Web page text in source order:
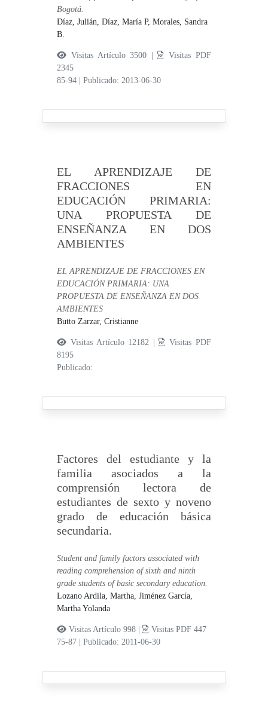
Bogotá.
Díaz, Julián,Díaz, María P,Morales, Sandra
B.
Visitas Artículo 3500 |
Visitas PDF
2345
85-94
|Publicado: 2013-06-30
EL APRENDIZAJE DE
FRACCIONES EN
EDUCACIÓN PRIMARIA:
UNA PROPUESTA DE
ENSEÑANZA EN DOS
AMBIENTES
EL APRENDIZAJE DE FRACCIONES EN
EDUCACIÓN PRIMARIA: UNA
PROPUESTA DE ENSEÑANZA EN DOS
AMBIENTES
Butto Zarzar, Cristianne
Visitas Artículo 12182 |
Visitas PDF
8195
Publicado:
Factores del estudiante y la
familia asociados a la
comprensión lectora de
estudiantes de sexto y noveno
grado de educación básica
secundaria.
Student and family factors associated with
reading comprehension of sixth and ninth
grade students of basic secondary education.
Lozano Ardila, Martha,Jiménez García,
Martha Yolanda
Visitas Artículo 998 |
Visitas PDF 447
75-87
|Publicado: 2011-06-30